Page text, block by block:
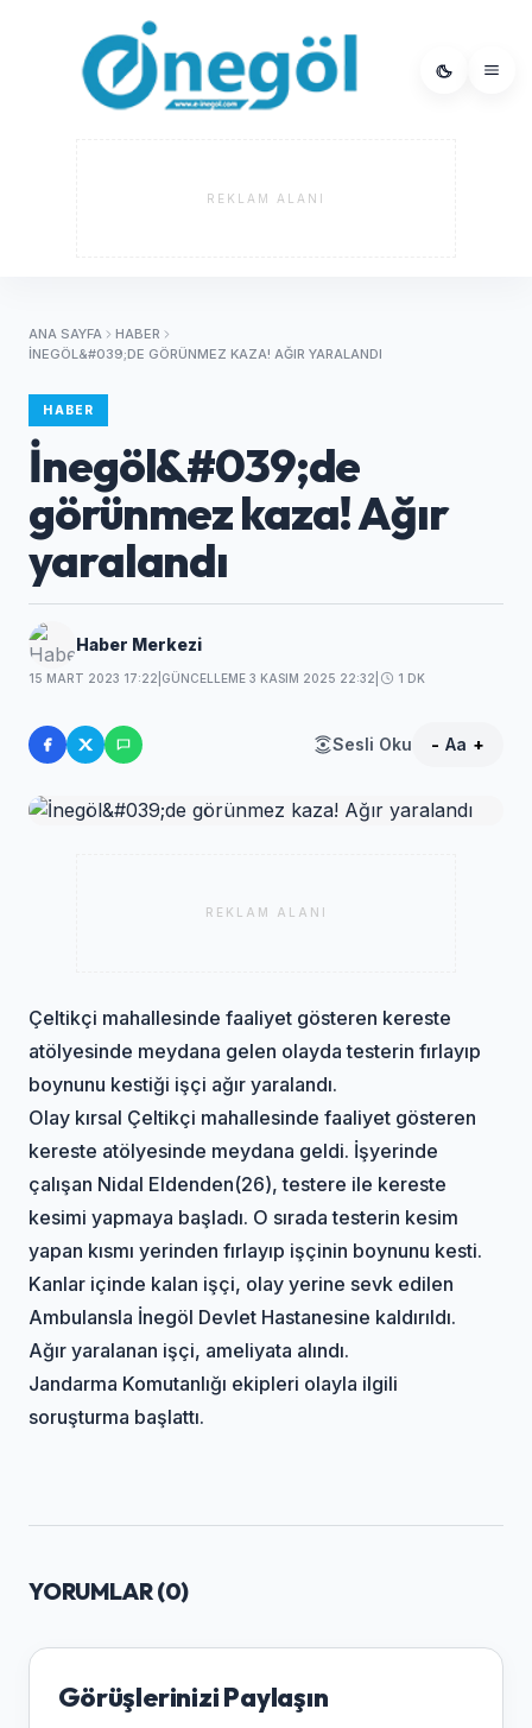
REKLAM ALANI
ANA SAYFA
HABER
İNEGÖL&#039;DE GÖRÜNMEZ KAZA! AĞIR YARALANDI
HABER
İnegöl&#039;de
görünmez kaza! Ağır
yaralandı
Haber Merkezi
15 MART 2023 17:22 GÜNCELLEME 3 KASIM 2025 22:32 1 DK
Sesli Oku - Aa +
REKLAM ALANI
Çeltikçi mahallesinde faaliyet gösteren kereste
atölyesinde meydana gelen olayda testerin fırlayıp
boynunu kestiği işçi ağır yaralandı.
Olay kırsal Çeltikçi mahallesinde faaliyet gösteren
kereste atölyesinde meydana geldi. İşyerinde
çalışan Nidal Eldenden(26), testere ile kereste
kesimi yapmaya başladı. O sırada testerin kesim
yapan kısmı yerinden fırlayıp işçinin boynunu kesti.
Kanlar içinde kalan işçi, olay yerine sevk edilen
Ambulansla İnegöl Devlet Hastanesine kaldırıldı.
Ağır yaralanan işçi, ameliyata alındı.
Jandarma Komutanlığı ekipleri olayla ilgili
soruşturma başlattı.
YORUMLAR (0)
Görüşlerinizi Paylaşın